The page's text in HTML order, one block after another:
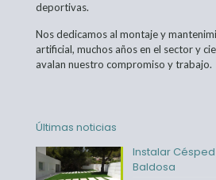
deportivas.
Nos dedicamos al montaje y
artificial, muchos años en el sector y
avalan nuestro compromiso y trabajo.
Últimas noticias
Instalar
Baldosa